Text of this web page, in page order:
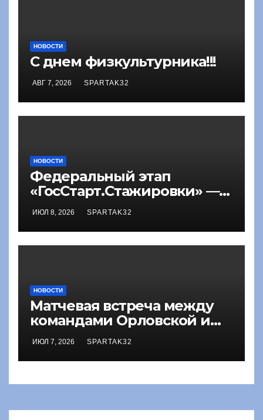
НОВОСТИ
С днем физкультурника!!!
АВГ 7, 2026 SPARTAK32
НОВОСТИ
Федеральный этап
«ГосСтарт.Стажировки» —
2026
ИЮЛ 8, 2026 SPARTAK32
НОВОСТИ
Матчевая встреча между
командами Орловской и
Брянской областей по
шашкам
ИЮЛ 7, 2026 SPARTAK32